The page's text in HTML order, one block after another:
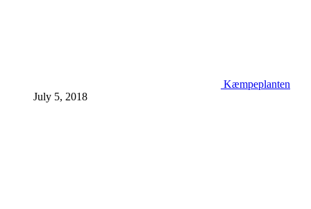
Kæmpeplanten
July 5, 2018